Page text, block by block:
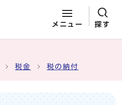
メニュー 探す
税金 税の納付